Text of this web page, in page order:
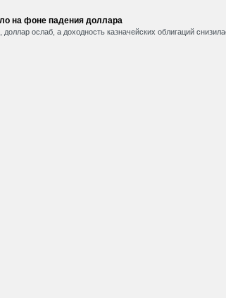
на фоне падения доллара
ослаб, а доходность казначейских облигаций